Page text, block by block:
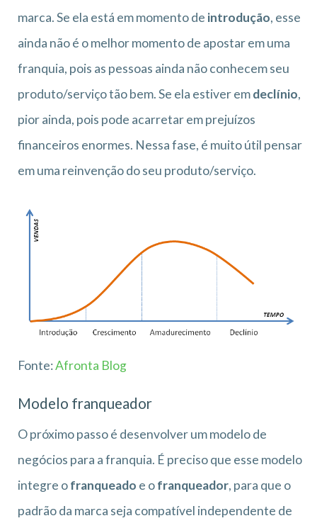
marca. Se ela está em momento de introdução, esse
ainda não é o melhor momento de apostar em uma
franquia, pois as pessoas ainda não conhecem seu
produto/serviço tão bem. Se ela estiver emdeclínio,
pior ainda, pois pode acarretar em prejuízos
financeiros enormes. Nessa fase, é muito útil pensar
em uma reinvenção do seu produto/serviço.
Fonte:Afronta Blog
Modelo franqueador
O próximo passo é desenvolver um modelo de
negócios para a franquia. É preciso que esse modelo
integre ofranqueado e ofranqueador, para que o
padrão da marca seja compatível independente de